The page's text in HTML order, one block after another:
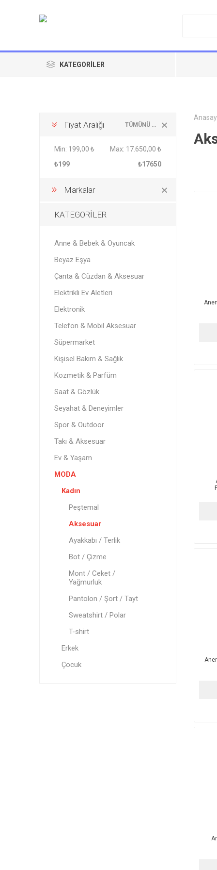
KATEGORILER
TÜMÜNÜ TEMIZLE
Fiyat Aralığı
Min: 199,00 ₺ Max: 17.650,00 ₺
₺199
₺17650
Markalar
KATEGORİLER
Anne & Bebek & Oyuncak
Beyaz Eşya
Çanta & Cüzdan & Aksesuar
Elektrikli Ev Aletleri
Elektronik
Telefon & Mobil Aksesuar
Süpermarket
Kişisel Bakım & Sağlık
Kozmetik & Parfüm
Saat & Gözlük
Seyahat & Deneyimler
Spor & Outdoor
Takı & Aksesuar
Ev & Yaşam
MODA
Kadın
Peştemal
Aksesuar
Ayakkabı / Terlik
Bot / Çizme
Mont / Ceket /
Yağmurluk
Pantolon / Şort / Tayt
Sweatshirt / Polar
T-shirt
Erkek
Çocuk